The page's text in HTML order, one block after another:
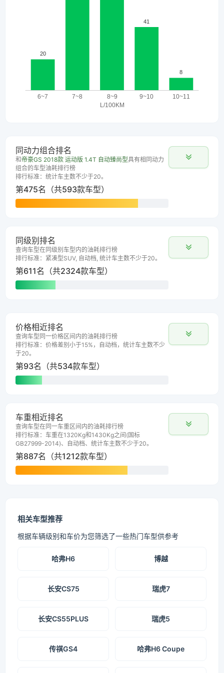
同动力组合排名
和 帝豪GS 2018款 运动版 1.4T 自动臻尚型具有相同动力
组合的车型油耗排行榜
排行标准：统计车主数不少于20。
第475名（共593款车型）
同级别排名
查询车型在同级别车型内的油耗排行榜
排行标准：紧凑型SUV, 自动档, 统计车主数不少于20。
第611名（共2324款车型）
价格相近排名
查询车型同一价格区间内的油耗排行榜
排行标准：价格差别小于15%，自动档，统计车主数不少
于20。
第93名（共534款车型）
车重相近排名
查询车型在同一车重区间内的油耗排行榜
排行标准：车重在1320Kg和1430Kg之间(国标
GB27999-2014)、自动档、统计车主数不少于20。
第887名（共1212款车型）
相关车型推荐
根据车辆级别和车价为您筛选了一些热门车型供参考
哈弗H6 博越
长安CS75 瑞虎7
长安CS55PLUS 瑞虎5
传祺GS4 哈弗H6 Coupe